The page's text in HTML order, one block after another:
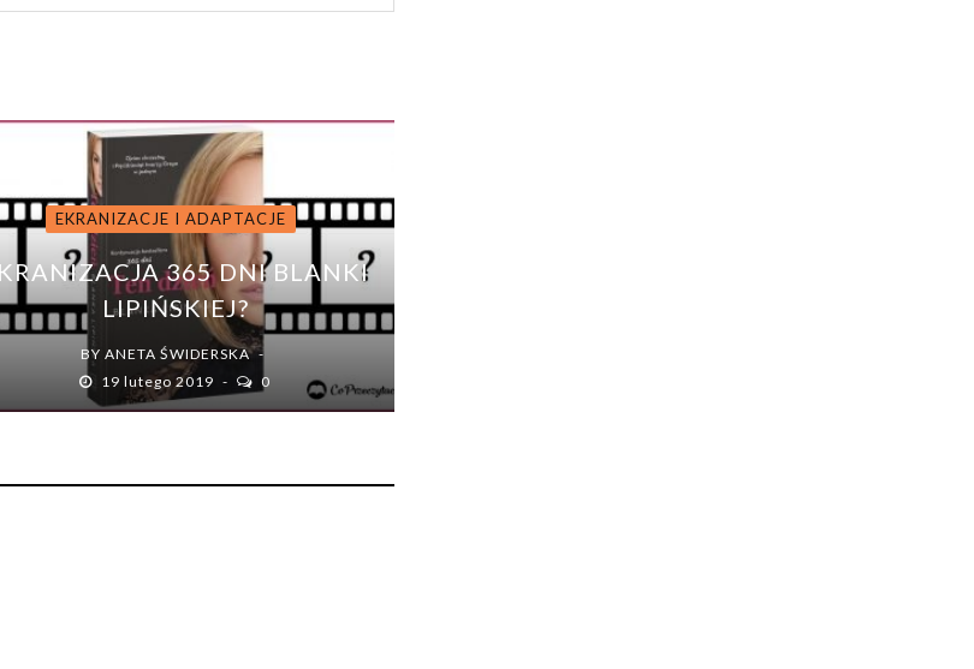
EKRANIZACJE I ADAPTACJE
365 DNI BLANKI
LIPIŃSKIEJ?
BYANETA ŚWIDERSKA
19 lutego 2019
0